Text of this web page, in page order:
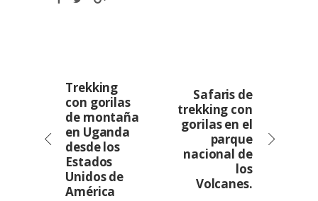
Trekking
con gorilas
de montaña
en Uganda
desde los
Estados
Unidos de
América
Safaris de
trekking con
gorilas en el
parque
nacional de
los
Volcanes.